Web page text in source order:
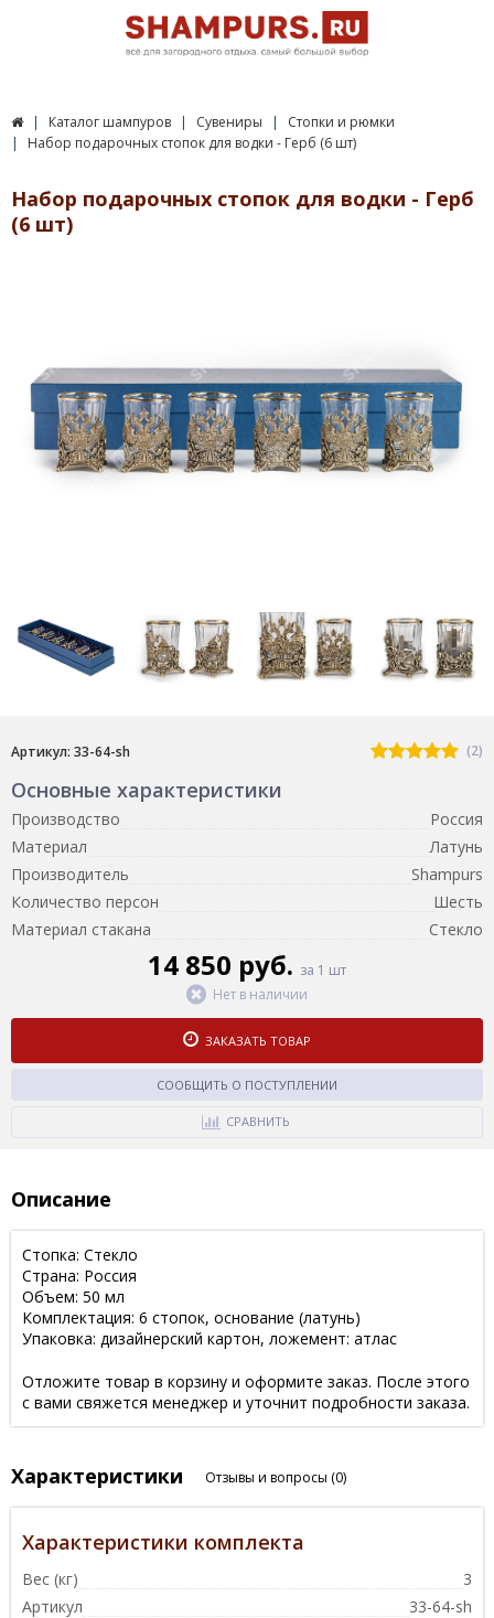
Каталог шампуров Сувениры
Стопки и рюмки
Набор подарочных стопок для водки - Герб (6 шт)
Набор подарочных стопок для водки - Герб
(6 шт)
Артикул: 33-64-sh (2)
Основные характеристики
Производство
Россия
Материал
Латунь
Производитель
Shampurs
Количество персон
Шесть
Материал стакана
Стекло
14 850 руб. за 1 шт
Нет в наличии
ЗАКАЗАТЬ ТОВАР
СООБЩИТЬ О ПОСТУПЛЕНИИ
СРАВНИТЬ
Описание
Стопка: Стекло
Страна: Россия
Объем: 50 мл
Комплектация: 6 стопок, основание (латунь)
Упаковка: дизайнерский картон, ложемент: атлас
Отложите товар в корзину и оформите заказ. После этого
с вами свяжется менеджер и уточнит подробности заказа.
Характеристики Отзывы и вопросы (0)
Характеристики комплекта
Вес (кг)
3
Артикул
33-64-sh